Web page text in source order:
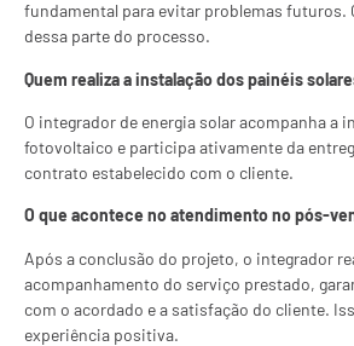
fundamental para evitar problemas futuros.
dessa parte do processo.
Quem realiza a instalação dos painéis
O integrador de energia solar acompanha a
fotovoltaico e participa ativamente da
contrato estabelecido com o cliente.
O que acontece no atendimento no pós-
Após a conclusão do projeto, o integrador
acompanhamento do serviço prestado,
com o acordado e a satisfação do cliente.
experiência positiva.